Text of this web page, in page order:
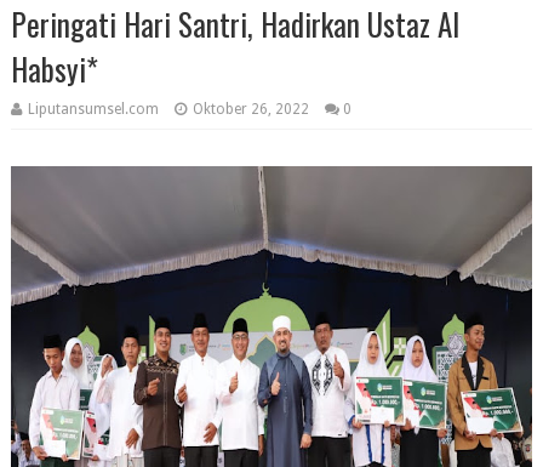
Peringati Hari Santri, Hadirkan Ustaz Al
Habsyi*
Liputansumsel.com Oktober 26, 2022 0